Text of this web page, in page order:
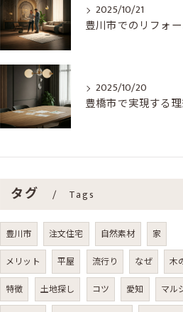
2025/10/21
2025/10/20
タグ Tags
豊川市 注文住宅 自然素材
家
メリット
平屋 流行り なぜ
木
特徴
土地探し コツ 愛知
マル